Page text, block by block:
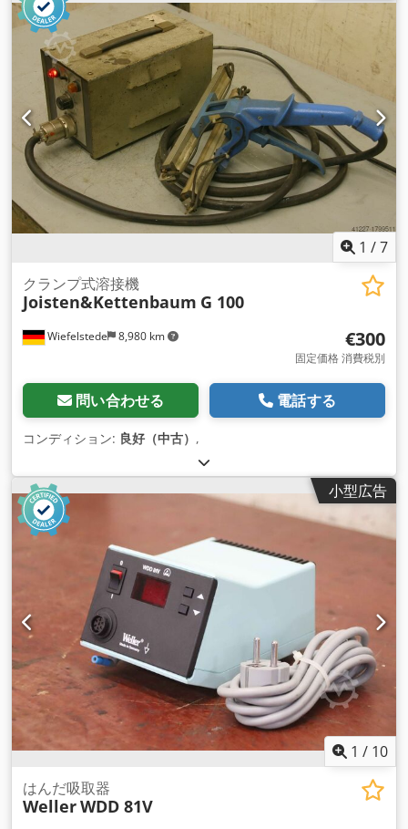
1 /7
Wiefelstede 8,980 km
クランプ式溶接機
Joisten&Kettenbaum G 100
€300
固定価格 消費税別
問い合わせる 電話する
コンディション: 良好（中古） ,
小型広告
1 / 10
はんだ吸取器
WellerWDD 81V